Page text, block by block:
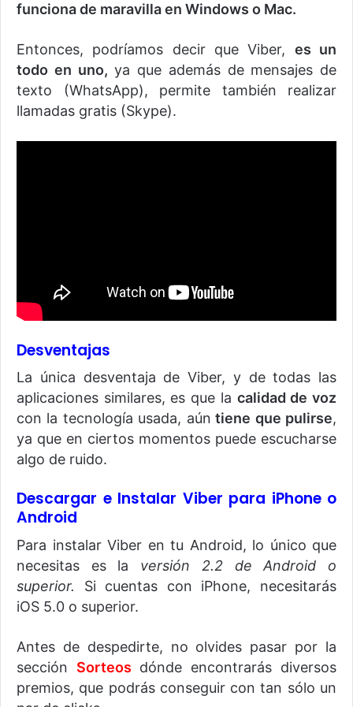
funciona de maravilla en Windows o Mac.
Entonces, podríamos decir que Viber, es un
todo en uno, ya que además de mensajes de
texto (WhatsApp), permite también realizar
llamadas gratis (Skype).
Desventajas
La única desventaja de Viber, y de todas las
aplicaciones similares, es que la calidad de voz
con la tecnología usada, aún tiene que pulirse,
ya que en ciertos momentos puede escucharse
algo de ruido.
Descargar e Instalar Viber para iPhone o
Android
Para instalar Viber en tu Android, lo único que
necesitas es la versión 2.2 de Android o
superior. Si cuentas con iPhone, necesitarás
iOS 5.0 o superior.
Antes de despedirte, no olvides pasar por la
sección Sorteos dónde encontrarás diversos
premios, que podrás conseguir con tan sólo un